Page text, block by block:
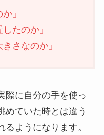
」
たのか」
さなのか」
際に自分の手を使っ
めていた時とは違う
ようになります。